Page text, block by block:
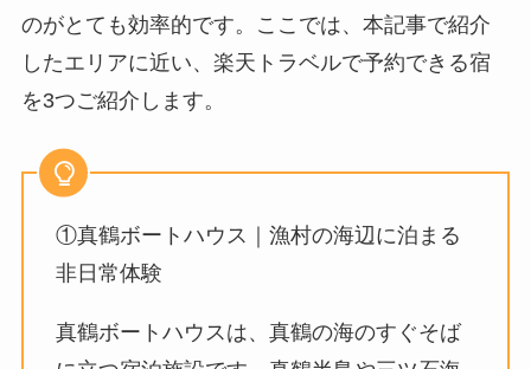
のがとても効率的です。ここでは、本記事で紹介
したエリアに近い、楽天トラベルで予約できる宿
を3つご紹介します。
①真鶴ボートハウス｜漁村の海辺に泊まる
非日常体験
真鶴ボートハウスは、真鶴の海のすぐそば